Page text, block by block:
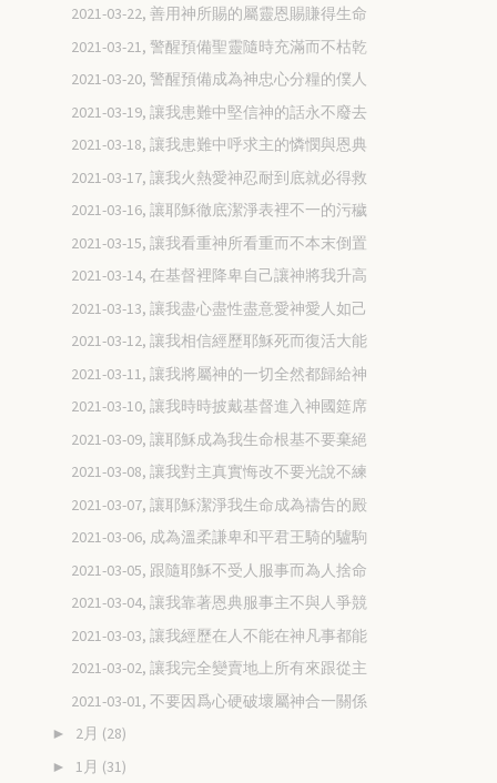
2021-03-22, 善用神所賜的屬靈恩賜賺得生命
2021-03-21, 警醒預備聖靈隨時充滿而不枯乾
2021-03-20, 警醒預備成為神忠心分糧的僕人
2021-03-19, 讓我患難中堅信神的話永不廢去
2021-03-18, 讓我患難中呼求主的憐憫與恩典
2021-03-17, 讓我火熱愛神忍耐到底就必得救
2021-03-16, 讓耶穌徹底潔淨表裡不一的污穢
2021-03-15, 讓我看重神所看重而不本末倒置
2021-03-14, 在基督裡降卑自己讓神將我升高
2021-03-13, 讓我盡心盡性盡意愛神愛人如己
2021-03-12, 讓我相信經歷耶穌死而復活大能
2021-03-11, 讓我將屬神的一切全然都歸給神
2021-03-10, 讓我時時披戴基督進入神國筵席
2021-03-09, 讓耶穌成為我生命根基不要棄絕
2021-03-08, 讓我對主真實悔改不要光說不練
2021-03-07, 讓耶穌潔淨我生命成為禱告的殿
2021-03-06, 成為溫柔謙卑和平君王騎的驢駒
2021-03-05, 跟隨耶穌不受人服事而為人捨命
2021-03-04, 讓我靠著恩典服事主不與人爭競
2021-03-03, 讓我經歷在人不能在神凡事都能
2021-03-02, 讓我完全變賣地上所有來跟從主
2021-03-01, 不要因爲心硬破壞屬神合一關係
► 2月 (28)
► 1月 (31)